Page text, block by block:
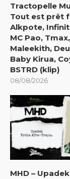
Tractopelle
Tout est prêt
Alkpote,
MC Pao, Tmax,
Maleekith,
Baby Kirua,
BSTRD (klip)
08/08/2026
MHD –